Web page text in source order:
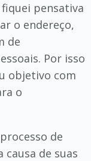
pensativa
o endereço,
de
Por isso
objetivo com
o
de
de suas